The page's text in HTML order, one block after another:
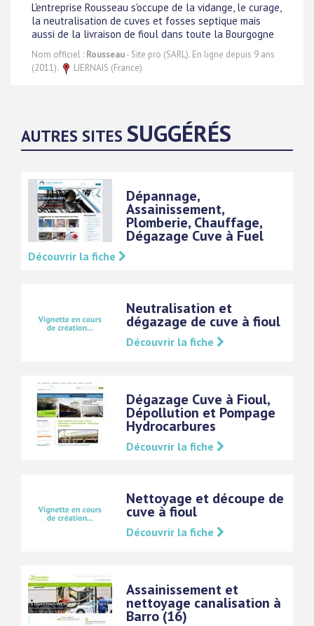
L'entreprise Rousseau s'occupe de la vidange, le curage,
la neutralisation de cuves et fosses septique mais
aussi de la livraison de fioul dans toute la Bourgogne
Nom officiel : Rousseau- Site pro (SARL). En ligne depuis 9 ans
(2011).
LIERNAIS (France)
AUTRES SITES SUGGÉRÉS
Dépannage,
Assainissement,
Plomberie, Chauffage,
Dégazage Cuve à Fuel
Découvrir la fiche
Neutralisation et
dégazage de cuve à fioul
Découvrir la fiche
Dégazage Cuve à Fioul,
Dépollution et Pompage
Hydrocarbures
Découvrir la fiche
Nettoyage et découpe de
cuve à fioul
Découvrir la fiche
Assainissement et
nettoyage canalisation à
Barro (16)